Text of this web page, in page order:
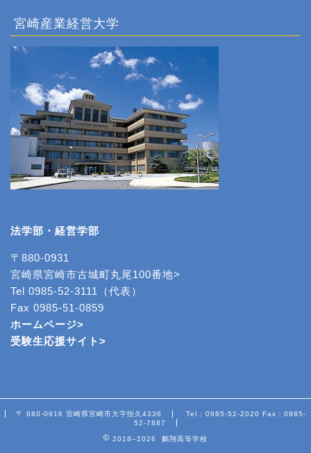
宮崎産業経営大学
法学部・経営学部
〒880-0931
宮崎県宮崎市古城町丸尾100番地>
Tel 0985-52-3111（代表）
Fax 0985-51-0859
ホームページ>
受験生応援サイト>
〒 880-0916 宮崎県宮崎市大字恒久4336
Tel : 0985-52-2020 Fax：0985-
52-7887
2018–2026 鵬翔高等学校